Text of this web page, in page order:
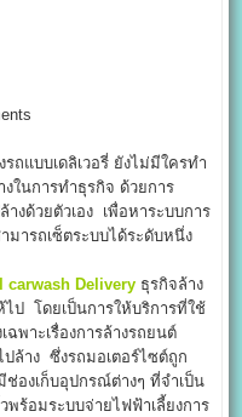
บเดลิเวอรี่ ยังไม่มีใครทำ
ในการทำธุรกิจ ด้วยการ
งด้วยตัวเอง เพื่อหาระบบการ
มารถเซ็ตระบบได้ระดับหนึ่ง
carwash Delivery ธุรกิจล้าง
ป โดยเป็นการให้บริการที่ใช้
พาะเรื่องการล้างรถยนต์
ล้าง ซึ่งรถมอเตอร์ไซต์ถูก
องเก็บอุปกรณ์ต่างๆ ที่จำเป็น
ร้อมระบบจ่ายไฟฟ้าเลี้ยงการ